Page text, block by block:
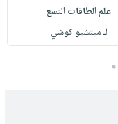
علم الطاقات التسع
لـ ميتشيو كوشي
5